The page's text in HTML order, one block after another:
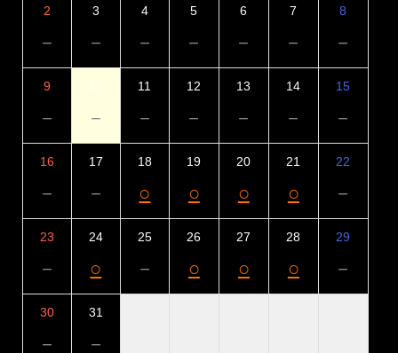
2
－
3
－
4
－
5
－
6
－
7
－
8
－
9
－
10
－
11
－
12
－
13
－
14
－
15
－
16
－
17
－
18
○
19
○
20
○
21
○
22
－
23
－
24
○
25
－
26
○
27
○
28
○
29
－
30
－
31
－